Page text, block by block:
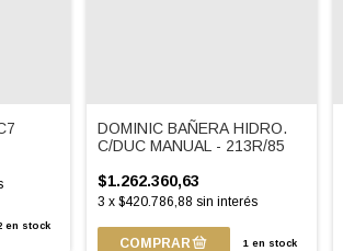
en stock
DOMINIC BAÑERA HIDRO.
C/DUC MANUAL - 213R/85
$1.262.360,63
3 x $420.786,88 sin interés
1en stock